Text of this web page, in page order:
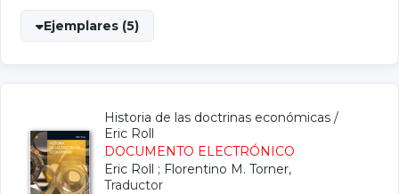
Ejemplares (5)
Historia de las doctrinas económicas /
Eric Roll
DOCUMENTO ELECTRÓNICO
Eric Roll ; Florentino M. Torner,
Traductor